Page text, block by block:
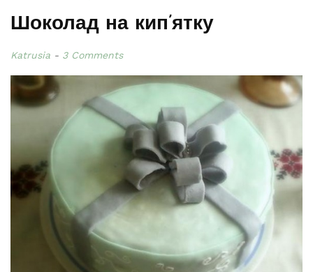
Шоколад на кип’ятку
Katrusia 3 Comments